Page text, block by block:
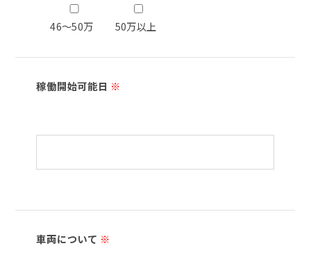
46～50万 50万以上
稼働開始可能日 ※
車両について ※